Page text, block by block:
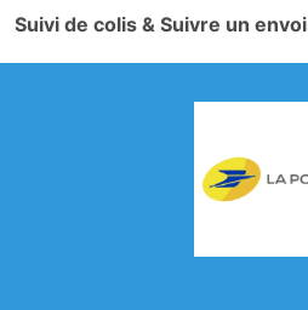
Suivi de colis & Suivre un envoi